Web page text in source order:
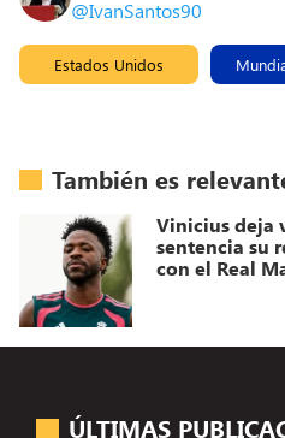
@IvanSantos90
Estados Unidos
También es
Vinicius deja
sentencia su
con el Real
ÚLTIMAS